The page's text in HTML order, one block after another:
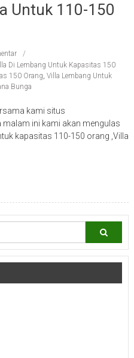
Untuk 110-150
Di Lembang Untuk Kapasitas 150
150 Orang, Villa Lembang Untuk
Bunga
kami situs
ini kami akan mengulas
kapasitas 110-150 orang ,Villa